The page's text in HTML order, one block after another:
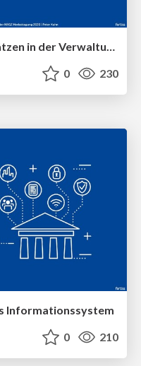
Einführung zu Plattformansätzen in der Verwaltungsdigitalisierung
0 230
Informationssystem
0 210